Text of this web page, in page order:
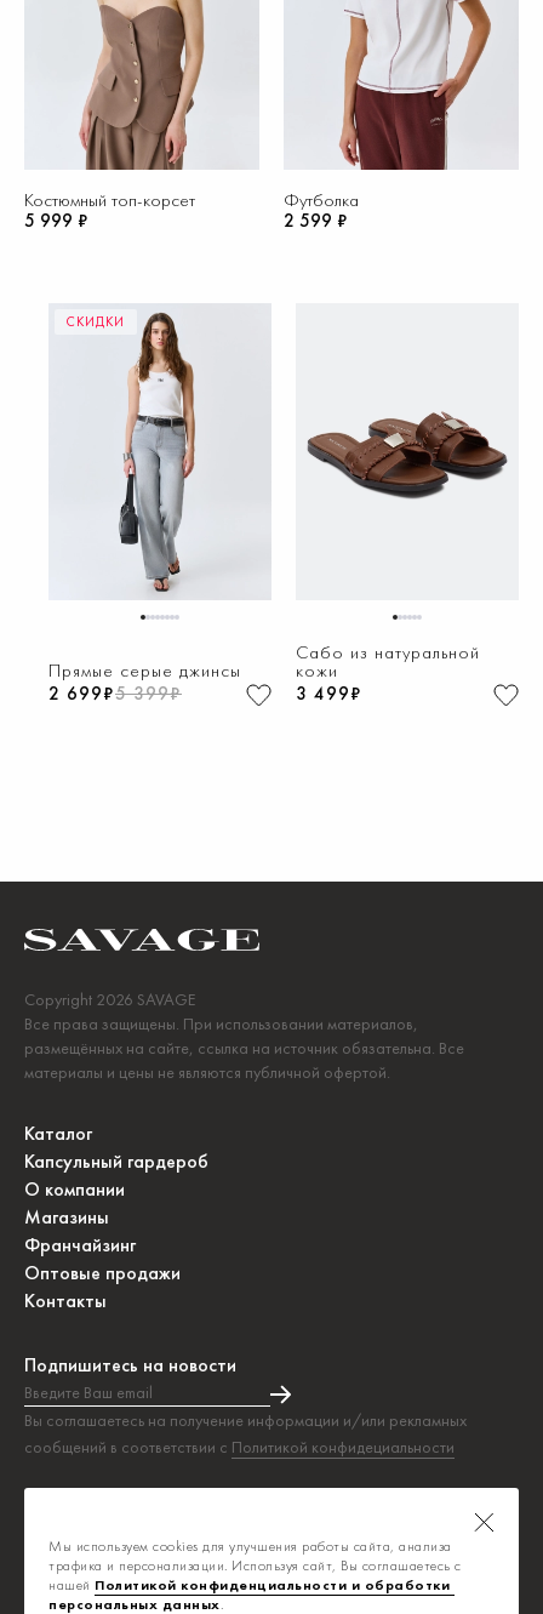
Костюмный топ-корсет
5 999 ₽
Футболка
2 599 ₽
СКИДКИ
12345678
Прямые серые джинсы
2 699₽5 399₽
123456
Сабо из натуральной
кожи
3 499₽
Copyright 2026 SAVAGE
Все права защищены. При использовании материалов,
размещённых на сайте, ссылка на источник обязательна. Все
материалы и цены не являются публичной офертой.
Каталог
Капсульный гардероб
О компании
Магазины
Франчайзинг
Оптовые продажи
Контакты
Подпишитесь на новости
Введите Ваш email
Вы соглашаетесь на получение информации и/или рекламных
сообщений в соответствии с Политикой конфидециальности
Подписка на новости прошла успешно!
Политика конфиденциальности
Публичная оферта
Мы используем cookies для улучшения работы сайта, анализа
трафика и персонализации. Используя сайт, Вы соглашаетесь с
нашей Политикой конфиденциальности и обработки
персональных данных.